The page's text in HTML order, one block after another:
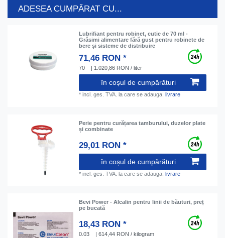
ADESEA CUMPĂRAT CU...
Lubrifiant pentru robinet, cutie de 70 ml -
Grăsimi alimentare fără gust pentru robinete de
bere și sisteme de distribuire
71,46 RON *
70 | 1.020,86 RON / liter
în coșul de cumpărături
*incl. ges. TVA. la care se adauga.livrare
Perie pentru curățarea tamburului, duzelor plate
și combinate
29,01 RON *
în coșul de cumpărături
*incl. ges. TVA. la care se adauga.livrare
Bevi Power - Аlcalin pentru linii de băuturi, preț
pe bucată
18,43 RON *
0.03 | 614,44 RON / kilogram